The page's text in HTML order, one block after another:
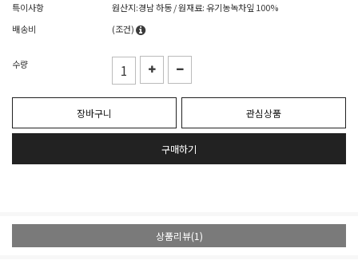
특이사항
원산지:경남 하동 / 원재료: 유기농녹차잎 100%
배송비
(조건)
수량
장바구니 관심상품
구매하기
상품리뷰(1)